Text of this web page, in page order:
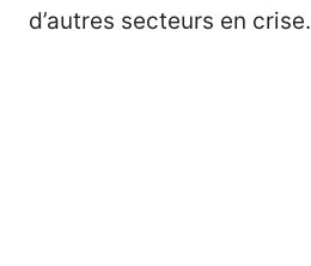
d’autres secteurs en crise.